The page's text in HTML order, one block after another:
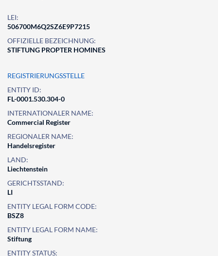
LEI:
506700M6Q2SZ6E9P7215
OFFIZIELLE BEZEICHNUNG:
STIFTUNG PROPTER HOMINES
REGISTRIERUNGSSTELLE
ENTITY ID:
FL-0001.530.304-0
INTERNATIONALER NAME:
Commercial Register
REGIONALER NAME:
Handelsregister
LAND:
Liechtenstein
GERICHTSSTAND:
LI
ENTITY LEGAL FORM CODE:
BSZ8
ENTITY LEGAL FORM NAME:
Stiftung
ENTITY STATUS: